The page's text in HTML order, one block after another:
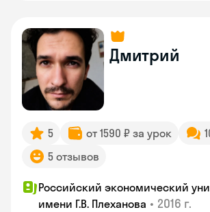
Дмитрий
5 от 1590 ₽ за урок
5 отзывов
Российский экономический
имени Г.В. Плеханова • 2016 г.